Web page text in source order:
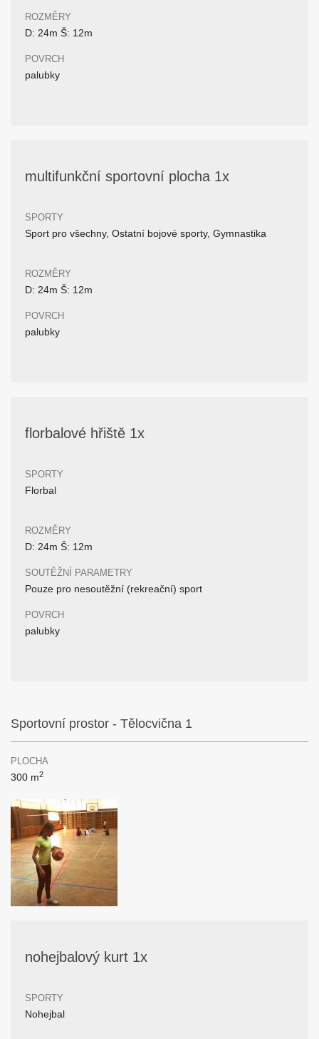
ROZMĚRY
D: 24m Š: 12m
POVRCH
palubky
multifunkční sportovní plocha 1x
SPORTY
Sport pro všechny, Ostatní bojové sporty, Gymnastika
ROZMĚRY
D: 24m Š: 12m
POVRCH
palubky
florbalové hřiště 1x
SPORTY
Florbal
ROZMĚRY
D: 24m Š: 12m
SOUTĚŽNÍ PARAMETRY
Pouze pro nesoutěžní (rekreační) sport
POVRCH
palubky
Sportovní prostor - Tělocvična 1
PLOCHA
300 m2
nohejbalový kurt 1x
SPORTY
Nohejbal